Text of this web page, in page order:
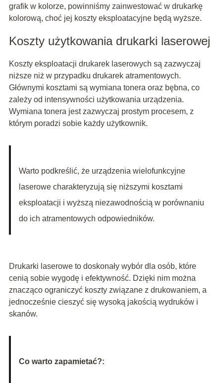
grafik w kolorze, powinniśmy zainwestować w drukarkę
kolorową, choć jej koszty eksploatacyjne będą wyższe.
Koszty użytkowania drukarki laserowej
Koszty eksploatacji drukarek laserowych są zazwyczaj
niższe niż w przypadku drukarek atramentowych.
Głównymi kosztami są wymiana tonera oraz bębna, co
zależy od intensywności użytkowania urządzenia.
Wymiana tonera jest zazwyczaj prostym procesem, z
którym poradzi sobie każdy użytkownik.
Warto podkreślić, że urządzenia wielofunkcyjne
laserowe charakteryzują się niższymi kosztami
eksploatacji i wyższą niezawodnością w porównaniu
do ich atramentowych odpowiedników.
Drukarki laserowe to doskonały wybór dla osób, które
cenią sobie wygodę i efektywność. Dzięki nim można
znacząco ograniczyć koszty związane z drukowaniem, a
jednocześnie cieszyć się wysoką jakością wydruków i
skanów.
Co warto zapamietać?: